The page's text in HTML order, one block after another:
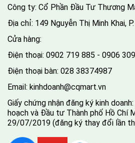
Công ty: Cổ Phần Đầu Tư Thương
Địa chỉ: 149 Nguyễn Thị Minh Khai,
Cửa hàng:
Điện thoại: 0902 719 885 - 0906
Điện thoại bàn: 028 38374987
Email: kinhdoanh@cqmart.vn
Giấy chứng nhận đăng ký kinh
hoạch và Đầu tư Thành phố Hồ Chí
29/07/2019 (đăng ký thay đổi lần